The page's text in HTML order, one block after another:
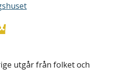
utgår från folket och